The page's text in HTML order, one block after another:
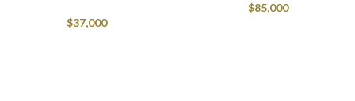
$37,000
$85,000